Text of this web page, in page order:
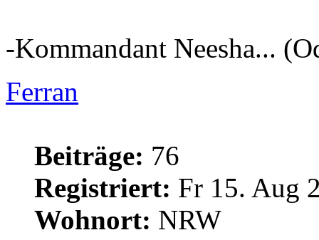
-Kommandant Neesha...
Ferran
Beiträge: 76
Registriert: Fr 15. Aug
Wohnort: NRW